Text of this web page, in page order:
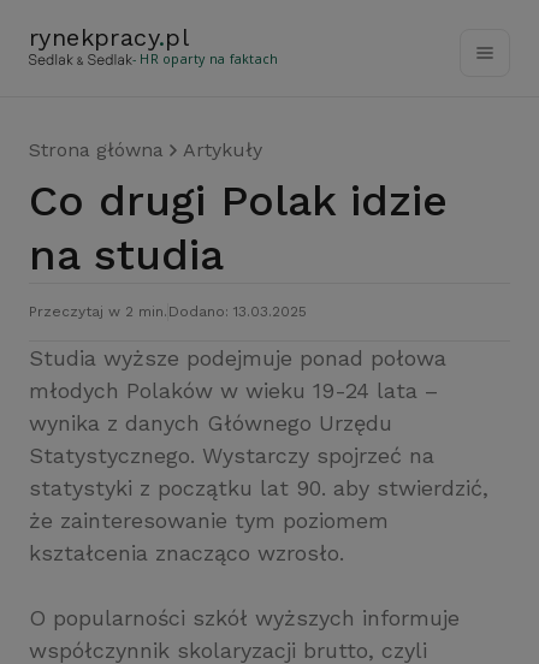
rynekpracy.pl
- HR oparty na faktach
Strona główna Artykuły
Co drugi Polak idzie
na studia
Przeczytaj w 2 min. Dodano: 13.03.2025
Studia wyższe podejmuje ponad połowa
młodych Polaków w wieku 19-24 lata –
wynika z danych Głównego Urzędu
Statystycznego. Wystarczy spojrzeć na
statystyki z początku lat 90. aby stwierdzić,
że zainteresowanie tym poziomem
kształcenia znacząco wzrosło.
O popularności szkół wyższych informuje
współczynnik skolaryzacji brutto, czyli